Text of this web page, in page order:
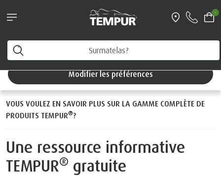
-
sélection de lits Classic Boxspring!
Vous consultez le site de Suisse en français. Vous
pouvez modifier vos préférences à tout moment.
Modifier les préférences
Brochure informative
VOUS VOULEZ EN SAVOIR PLUS SUR LA GAMME COMPLÈTE DE
PRODUITS TEMPUR®?
Une ressource informative
TEMPUR® gratuite